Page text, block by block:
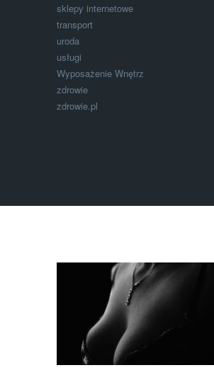
sklepy internetowe
transport
uroda
usługi
Wyposażenie Wnętrz
zdrowie
zdrowie.pl